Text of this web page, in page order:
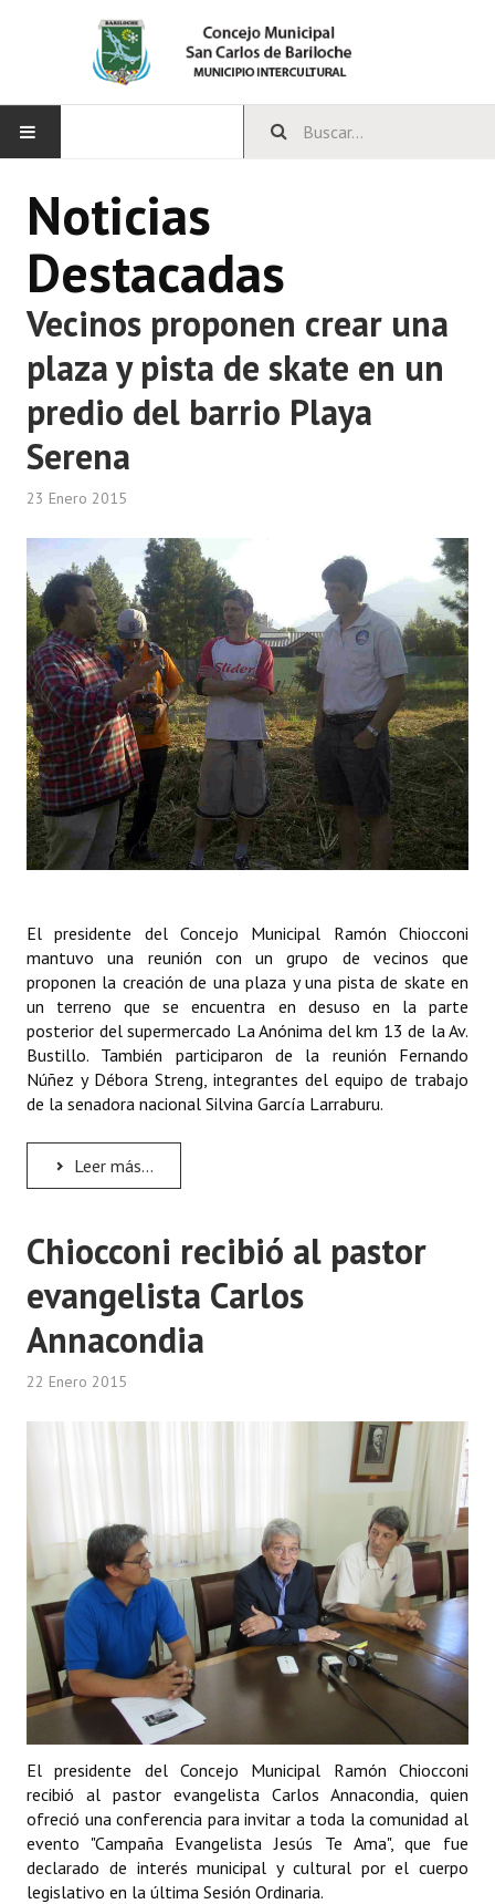
CONCEJO
Bloques Políticos
Integrantes del Concejo
Comisiones Permanentes
Comisiones Especiales
Concejales Mandato Cumplido
LEGISLACIÓN
Constitución Nacional
Constitución Provincial
Carta Orgánica 2007
Reglamento Interno
Digesto
Organigrama
Informes de Gestión
Proyectos Presentados
Dictámenes Asesoría Letrada
Actas de Sesión
Ejecución Presupuestaria
NORMATIVA
Comunicaciones
Antiguos Pobladores
Noticias Destacadas
Registros y Distinciones
Datos Históricos
Premio al Mérito - Registro
Audiencias Públicas - Registro
Mujeres que Dejaron Huellas - Registro
Periodistas Decanos - Registro
Noticias
Destacadas
Vecinos proponen crear una
plaza y pista de skate en un
predio del barrio Playa
Serena
23 Enero 2015
El presidente del Concejo Municipal Ramón Chiocconi
mantuvo una reunión con un grupo de vecinos que
proponen la creación de una plaza y una pista de skate en
un terreno que se encuentra en desuso en la parte
posterior del supermercado La Anónima del km 13 de la Av.
Bustillo. También participaron de la reunión Fernando
Núñez y Débora Streng, integrantes del equipo de trabajo
de la senadora nacional Silvina García Larraburu.
Leer más...
Chiocconi recibió al pastor
evangelista Carlos
Annacondia
22 Enero 2015
El presidente del Concejo Municipal Ramón Chiocconi
recibió al pastor evangelista Carlos Annacondia, quien
ofreció una conferencia para invitar a toda la comunidad al
evento "Campaña Evangelista Jesús Te Ama", que fue
declarado de interés municipal y cultural por el cuerpo
legislativo en la última Sesión Ordinaria.